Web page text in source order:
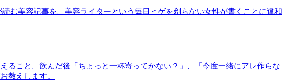
む美容記事を、美容ライターという毎日ヒゲを剃らない女性が書くことに違和
ること。飲んだ後「ちょっと一杯寄ってかない？」、「今度一緒にアレ作らな
教えします。